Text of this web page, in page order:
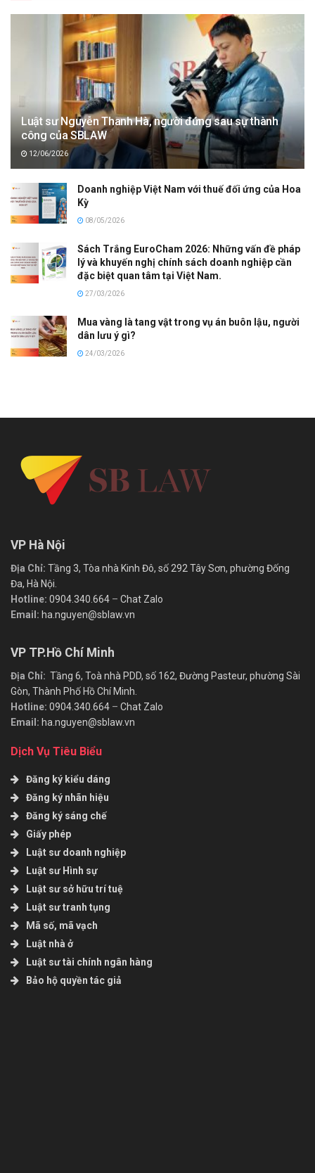
Luật sư Nguyễn Thanh Hà, người đứng sau sự thành
công của SBLAW
12/06/2026
Doanh nghiệp Việt Nam với thuế đối ứng của Hoa
Kỳ
08/05/2026
Sách Trắng EuroCham 2026: Những vấn đề pháp
lý và khuyến nghị chính sách doanh nghiệp cần
đặc biệt quan tâm tại Việt Nam.
27/03/2026
Mua vàng là tang vật trong vụ án buôn lậu, người
dân lưu ý gì?
24/03/2026
VP Hà Nội
Địa Chỉ: Tầng 3, Tòa nhà Kinh Đô, số 292 Tây Sơn, phường Đống
Đa, Hà Nội.
Hotline: 0904.340.664 – Chat Zalo
Email: ha.nguyen@sblaw.vn
VP TP.Hồ Chí Minh
Địa Chỉ: Tầng 6, Toà nhà PDD, số 162, Đường Pasteur, phường Sài
Gòn, Thành Phố Hồ Chí Minh.
Hotline: 0904.340.664 – Chat Zalo
Email: ha.nguyen@sblaw.vn
Dịch Vụ Tiêu Biểu
Đăng ký kiểu dáng
Đăng ký nhãn hiệu
Đăng ký sáng chế
Giấy phép
Luật sư doanh nghiệp
Luật sư Hình sự
Luật sư sở hữu trí tuệ
Luật sư tranh tụng
Mã số, mã vạch
Luật nhà ở
Luật sư tài chính ngân hàng
Bảo hộ quyền tác giả